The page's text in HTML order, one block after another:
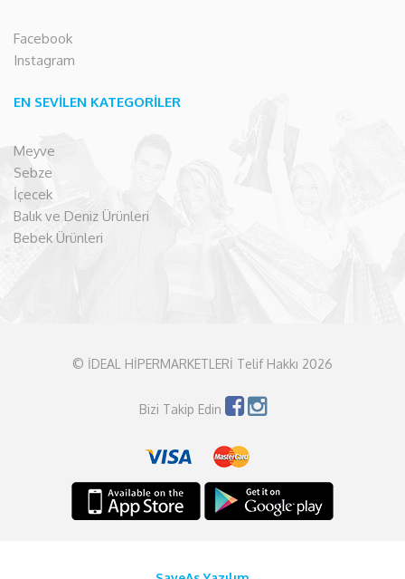
Facebook
Instagram
EN SEVİLEN KATEGORİLER
Meyve
Sebze
İçecek
Balık ve Deniz Ürünleri
Bebek Ürünleri
© İDEAL HİPERMARKETLERİ Telif Hakkı 2026
Bizi Takip Edin